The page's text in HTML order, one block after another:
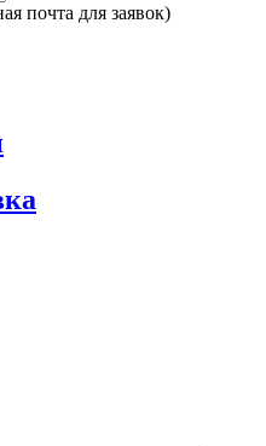
почта для заявок)